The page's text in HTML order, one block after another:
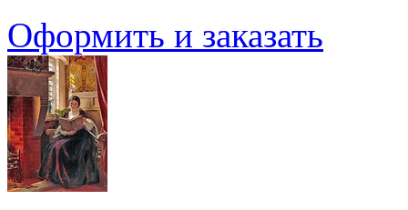
Оформить и заказать